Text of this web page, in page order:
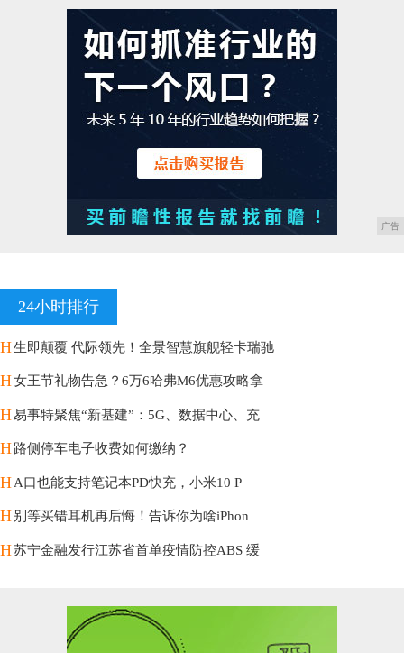
广告
24小时排行
H生即颠覆 代际领先！全景智慧旗舰轻卡瑞驰
H女王节礼物告急？6万6哈弗M6优惠攻略拿
H易事特聚焦“新基建”：5G、数据中心、充
H路侧停车电子收费如何缴纳？
HA口也能支持笔记本PD快充，小米10 P
H别等买错耳机再后悔！告诉你为啥iPhon
H苏宁金融发行江苏省首单疫情防控ABS 缓